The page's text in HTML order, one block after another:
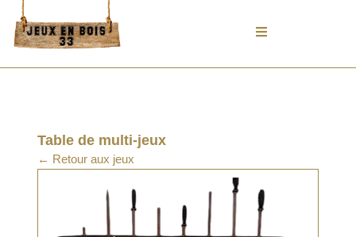
Aller
contenu
Table de multi-jeux
← Retour aux jeux